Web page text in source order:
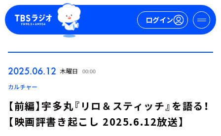
ログイン
2025.06.12 木曜日 00:00
カルチャー
【前編】宇多丸『リロ＆スティッチ』を語る！
【映画評書き起こし 2025.6.12放送】